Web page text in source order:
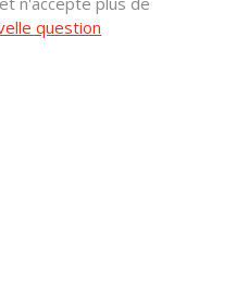
question